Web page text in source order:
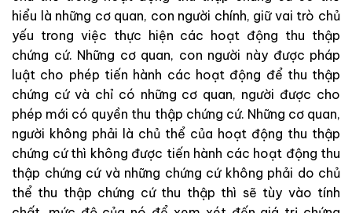
hiểu là những cơ quan, con người chính, giữ vai trò chủ
yếu trong việc thực hiện các hoạt động thu thập
chứng cứ. Những cơ quan, con người này được pháp
luật cho phép tiến hành các hoạt động để thu thập
chứng cứ và chỉ có những cơ quan, người được cho
phép mới có quyền thu thập chứng cứ. Những cơ quan,
người không phải là chủ thể của hoạt động thu thập
chứng cứ thì không được tiến hành các hoạt động thu
thập chứng cứ và những chứng cứ không phải do chủ
thể thu thập chứng cứ thu thập thì sẽ tùy vào tính